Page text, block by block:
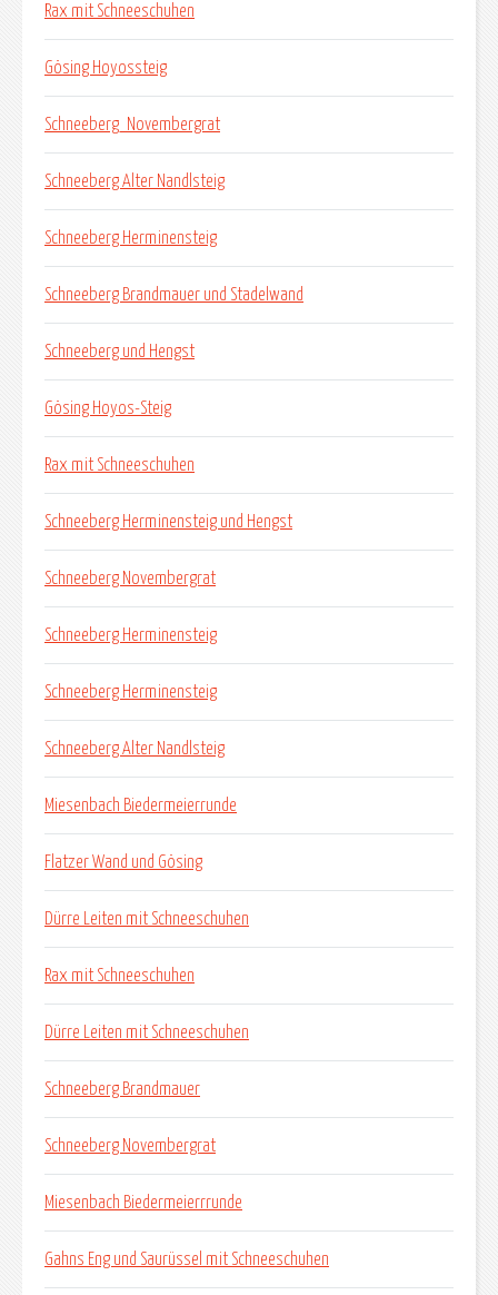
Rax mit Schneeschuhen
Gösing Hoyossteig
Schneeberg_Novembergrat
Schneeberg Alter Nandlsteig
Schneeberg Herminensteig
Schneeberg Brandmauer und Stadelwand
Schneeberg und Hengst
Gösing Hoyos-Steig
Rax mit Schneeschuhen
Schneeberg Herminensteig und Hengst
Schneeberg Novembergrat
Schneeberg Herminensteig
Schneeberg Herminensteig
Schneeberg Alter Nandlsteig
Miesenbach Biedermeierrunde
Flatzer Wand und Gösing
Dürre Leiten mit Schneeschuhen
Rax mit Schneeschuhen
Dürre Leiten mit Schneeschuhen
Schneeberg Brandmauer
Schneeberg Novembergrat
Miesenbach Biedermeierrrunde
Gahns Eng und Saurüssel mit Schneeschuhen